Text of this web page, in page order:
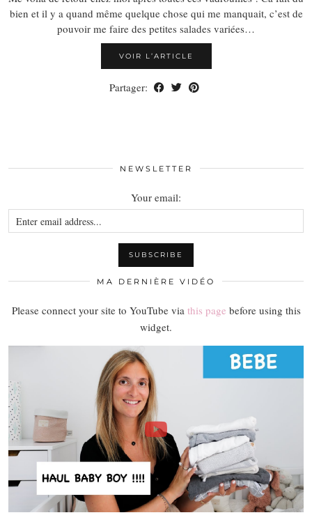
bien et il y a quand même quelque chose qui me manquait, c’est de
pouvoir me faire des petites salades variées…
VOIR L’ARTICLE
Partager:
NEWSLETTER
Your email:
MA DERNIÈRE VIDÉO
Please connect your site to YouTube via this page before using this
widget.